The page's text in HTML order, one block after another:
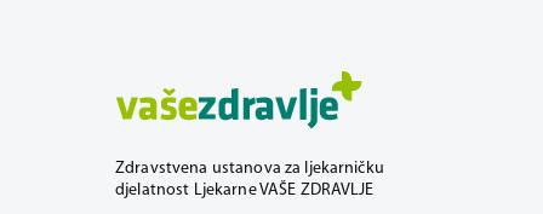
Zdravstvena ustanova za ljekarničku
djelatnost Ljekarne VAŠE ZDRAVLJE